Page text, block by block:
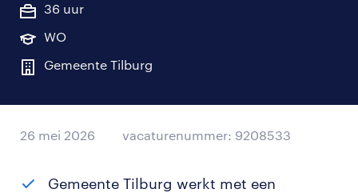
36 uur
WO
Gemeente Tilburg
26 mei 2026 vacaturenummer: 9208533
Gemeente Tilburg werkt met een